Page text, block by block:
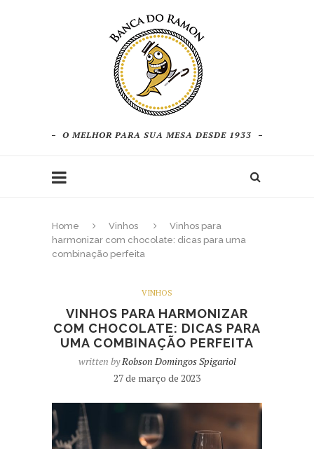
O MELHOR PARA SUA MESA DESDE 1933
Home Vinhos
Vinhos para
harmonizar com chocolate: dicas para uma
combinação perfeita
VINHOS
VINHOS PARA HARMONIZAR
COM CHOCOLATE: DICAS PARA
UMA COMBINAÇÃO PERFEITA
written byRobson Domingos Spigariol
27 de março de 2023